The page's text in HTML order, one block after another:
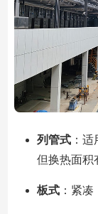
列管式：适
但换热面积
板式：紧凑